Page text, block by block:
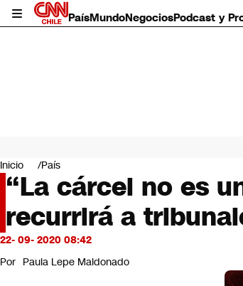
PaísMundoNegociosPodcast y
Mundo
Negocios
Deportes
Programas completos
Cultura
Servicios
Bits
CNN Data
Inicio País
“La cárcel no es
recurrirá a
22- 09- 2020 08:42
Por Paula Lepe Maldonado